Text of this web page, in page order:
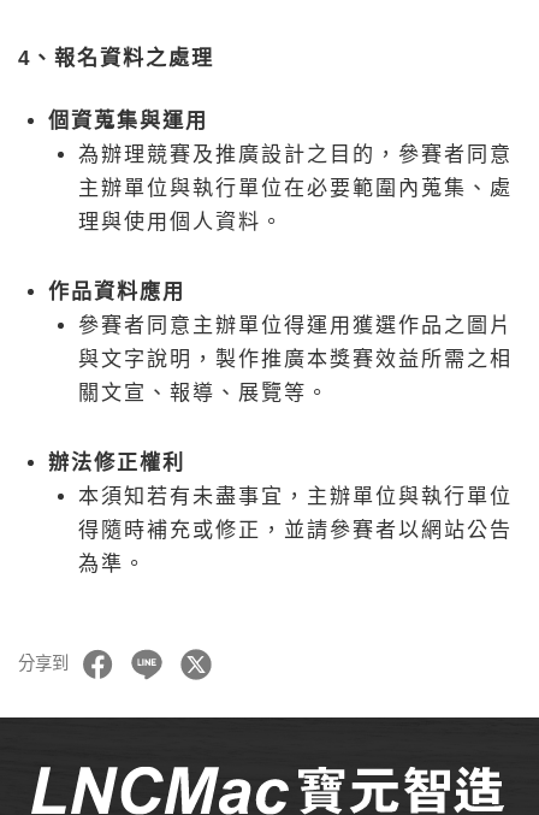
4、報名資料之處理
個資蒐集與運用
為辦理競賽及推廣設計之目的，參賽者同意
主辦單位與執行單位在必要範圍內蒐集、處
理與使用個人資料。
作品資料應用
參賽者同意主辦單位得運用獲選作品之圖片
與文字說明，製作推廣本獎賽效益所需之相
關文宣、報導、展覽等。
辦法修正權利
本須知若有未盡事宜，主辦單位與執行單位
得隨時補充或修正，並請參賽者以網站公告
為準。
分享到